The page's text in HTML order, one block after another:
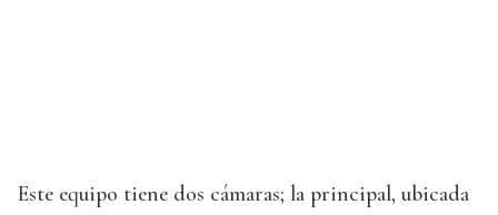
Este equipo tiene dos cámaras; la principal, ubicada